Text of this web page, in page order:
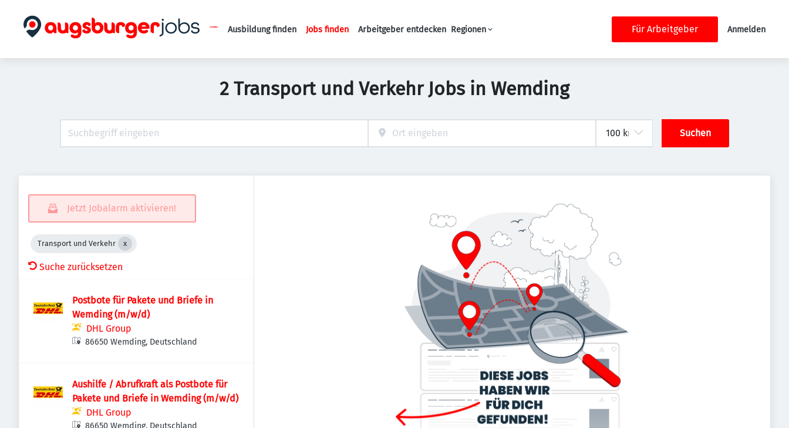
Haupt-Navigation
Ausbildung finden Jobs finden Arbeitgeber entdecken Regionen Für Arbeitgeber Anmelden
2 Transport und Verkehr Jobs in Wemding
Suchen
Jetzt Jobalarm aktivieren!
Transport und Verkehr
Suche zurücksetzen
Postbote für Pakete und Briefe in
Wemding (m/w/d)
DHL Group
86650 Wemding, Deutschland
Aushilfe / Abrufkraft als Postbote für
Pakete und Briefe in Wemding (m/w/d)
DHL Group
86650 Wemding, Deutschland